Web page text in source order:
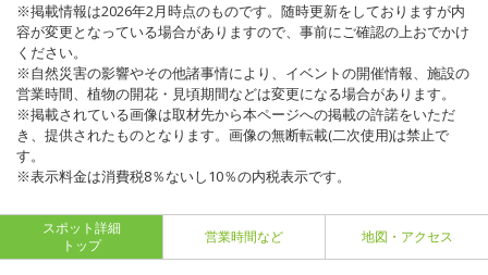
※掲載情報は2026年2月時点のものです。随時更新をしておりますが内
容が変更となっている場合がありますので、事前にご確認の上おでかけ
ください。
※自然災害の影響やその他諸事情により、イベントの開催情報、施設の
営業時間、植物の開花・見頃期間などは変更になる場合があります。
※掲載されている画像は取材先から本ページへの掲載の許諾をいただ
き、提供されたものとなります。画像の無断転載(二次使用)は禁止で
す。
※表示料金は消費税8％ないし10％の内税表示です。
スポット詳細
トップ
営業時間など 地図・アクセス